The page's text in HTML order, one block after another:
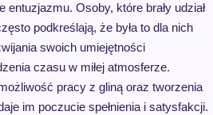
entuzjazmu. Osoby, które brały udział
podkreślają, że była to dla nich
swoich umiejętności
czasu w miłej atmosferze.
pracy z gliną oraz tworzenia
im poczucie spełnienia i satysfakcji.